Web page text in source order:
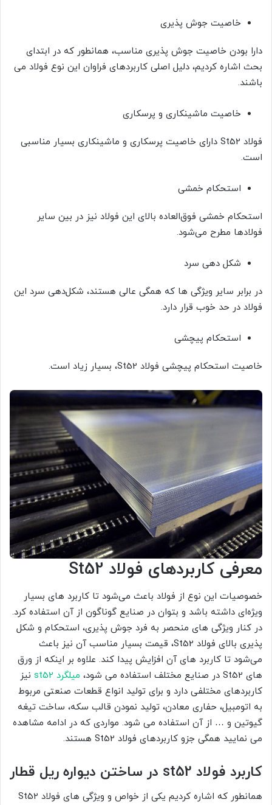
خاصیت جوش پذیری
دارا بودن خاصیت جوش پذیری مناسب، همانطور که در ابتدای
بحث اشاره کردیم، دلیل اصلی کاربردهای فراوان این نوع فولاد می
باشند.
خاصیت ماشینکاری و پرسکاری
فولاد St52 دارای خاصیت پرسکاری و ماشینکاری بسیار مناسبی
است.
استحکام خمشی
استحکام خمشی فوق‌العاده بالای این فولاد نیز در بین سایر
فولادها مطرح می‌شود.
شکل دهی سرد
در برابر سایر ویژگی ها که همگی عالی هستند، شکل‌دهی سرد این
فولاد در حد خوب قرار دارد.
استحکام پیچشی
خاصیت استحکام پیچشی فولاد St52، بسیار زیاد است.
معرفی کاربردهای فولاد St52
خصوصیات این نوع از فولاد باعث می‌شود تا کاربرد های بسیار
ویژه‌ای داشته باشد و بتوان در صنایع گوناگون از آن استفاده کرد.
در کنار ویژگی های منحصر به فرد جوش پذیری، استحکام و شکل
پذیری بالای فولاد St52، قیمت بسیار مناسب آن نیز باعث
می‌شود تا کاربرد های آن افزایش پیدا کند. علاوه بر اینکه از ورق
های St52 در صنایع مختلف استفاده می شود،
میلگرد st52
نیز
کاربردهای مختلفی دارد و برای تولید انواع قطعات صنعتی مربوط
به اتومبیل، حفاری معادن، تولید نمودن قالب سکه، ساخت تیغه
گیوتین و … از آن استفاده می شود. مواردی که در ادامه مشاهده
می نمایید همگی جزو کاربردهای فولاد St52 هستند.
کاربرد فولاد st52 در ساختن دیواره ریل قطار
همانطور که اشاره کردیم یکی از خواص و ویژگی های فولاد St52